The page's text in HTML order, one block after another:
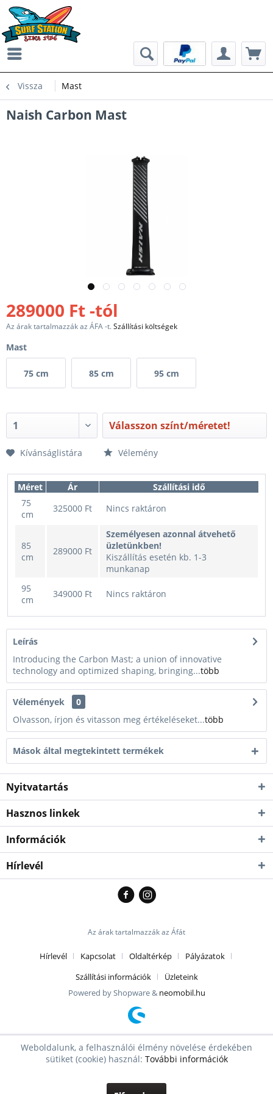
Vissza Mast
Naish Carbon Mast
289000 Ft -tól
Az árak tartalmazzák az ÁFA -t.Szállítási költségek
Mast
75 cm 85 cm 95 cm
Válasszon színt/méretet!
Kívánságlistára Vélemény
Méret Ár
Szállítási idő
75
cm
325000 Ft Nincs raktáron
85
cm
289000 Ft
Személyesen azonnal átvehető
üzletünkben!
Kiszállítás esetén kb. 1-3
munkanap
95
cm
349000 Ft Nincs raktáron
Leírás
Introducing the Carbon Mast; a union of innovative
technology and optimized shaping, bringing...több
Vélemények
0
Olvasson, írjon és vitasson meg értékeléseket...több
Mások által megtekintett termékek
Nyitvatartás
Hasznos linkek
Információk
Hírlevél
Az árak tartalmazzák az Áfát
Hírlevél Kapcsolat Oldaltérkép
Pályázatok
Szállítási információk
Üzleteink
Powered by Shopware & neomobil.hu
Weboldalunk, a felhasználói élmény növelése érdekében
sütiket (cookie) használ: További információk